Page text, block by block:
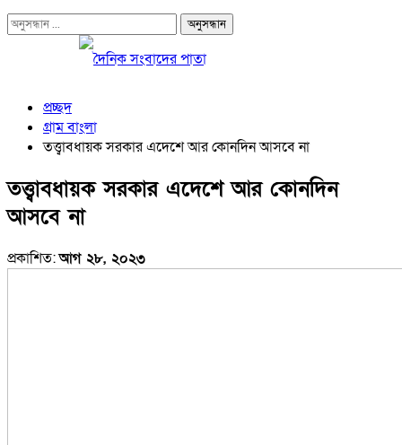
প্রচ্ছদ
গ্রাম বাংলা
তত্ত্বাবধায়ক সরকার এদেশে আর কোনদিন আসবে না
তত্ত্বাবধায়ক সরকার এদেশে আর কোনদিন
আসবে না
প্রকাশিত:আগ ২৮, ২০২৩